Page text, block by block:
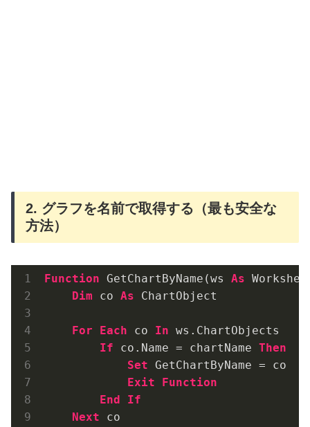
2. グラフを名前で取得する（最も安全な
方法）
Function GetChartByName(ws As
Dim co As ChartObject
For Each co In ws.ChartObjects
If co.Name = chartName Then
Set GetChartByName = co
Exit
Function
End
If
Next